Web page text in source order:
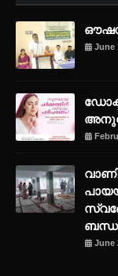
June
June